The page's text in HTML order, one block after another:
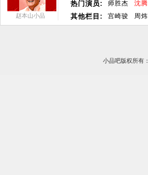
赵本山小品
热门演员:
其他栏目:
师胜杰 沈腾
宫崎骏
周炜
小品吧版权所有：